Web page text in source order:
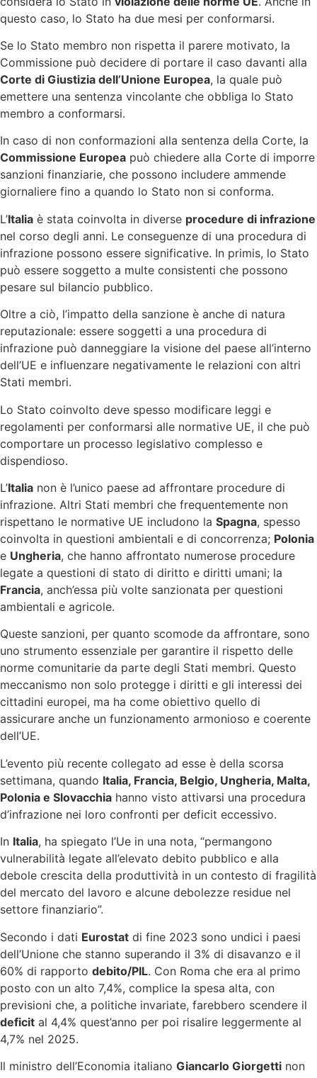
questo caso, lo Stato ha due mesi per conformarsi.
Se lo Stato membro non rispetta il parere motivato, la
Commissione può decidere di portare il caso davanti alla
Corte di Giustizia dell’Unione Europea, la quale può
emettere una sentenza vincolante che obbliga lo Stato
membro a conformarsi.
In caso di non conformazioni alla sentenza della Corte, la
Commissione Europea può chiedere alla Corte di imporre
sanzioni finanziarie, che possono includere ammende
giornaliere fino a quando lo Stato non si conforma.
L’Italia è stata coinvolta in diverse procedure di infrazione
nel corso degli anni. Le conseguenze di una procedura di
infrazione possono essere significative. In primis, lo Stato
può essere soggetto a multe consistenti che possono
pesare sul bilancio pubblico.
Oltre a ciò, l’impatto della sanzione è anche di natura
reputazionale: essere soggetti a una procedura di
infrazione può danneggiare la visione del paese all’interno
dell’UE e influenzare negativamente le relazioni con altri
Stati membri.
Lo Stato coinvolto deve spesso modificare leggi e
regolamenti per conformarsi alle normative UE, il che può
comportare un processo legislativo complesso e
dispendioso.
L’Italia non è l’unico paese ad affrontare procedure di
infrazione. Altri Stati membri che frequentemente non
rispettano le normative UE includono la Spagna, spesso
coinvolta in questioni ambientali e di concorrenza; Polonia
e Ungheria, che hanno affrontato numerose procedure
legate a questioni di stato di diritto e diritti umani; la
Francia, anch’essa più volte sanzionata per questioni
ambientali e agricole.
Queste sanzioni, per quanto scomode da affrontare, sono
uno strumento essenziale per garantire il rispetto delle
norme comunitarie da parte degli Stati membri. Questo
meccanismo non solo protegge i diritti e gli interessi dei
cittadini europei, ma ha come obiettivo quello di
assicurare anche un funzionamento armonioso e coerente
dell’UE.
L’evento più recente collegato ad esse è della scorsa
settimana, quando Italia, Francia, Belgio, Ungheria, Malta,
Polonia e Slovacchia hanno visto attivarsi una procedura
d’infrazione nei loro confronti per deficit eccessivo.
In Italia, ha spiegato l’Ue in una nota, “permangono
vulnerabilità legate all’elevato debito pubblico e alla
debole crescita della produttività in un contesto di fragilità
del mercato del lavoro e alcune debolezze residue nel
settore finanziario”.
Secondo i dati Eurostat di fine 2023 sono undici i paesi
dell’Unione che stanno superando il 3% di disavanzo e il
60% di rapporto debito/PIL. Con Roma che era al primo
posto con un alto 7,4%, complice la spesa alta, con
previsioni che, a politiche invariate, farebbero scendere il
deficit al 4,4% quest’anno per poi risalire leggermente al
4,7% nel 2025.
Il ministro dell’Economia italiano Giancarlo Giorgetti non